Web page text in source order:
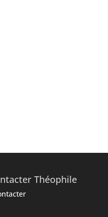
Théophile